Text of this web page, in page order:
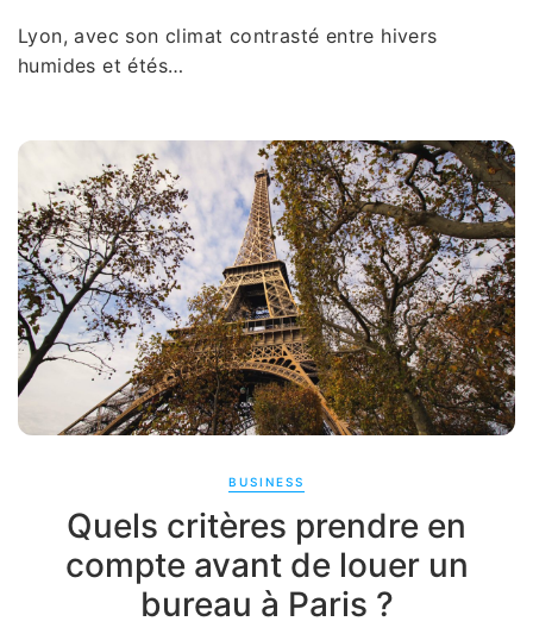
Lyon, avec son climat contrasté entre hivers
humides et étés…
BUSINESS
Quels critères prendre en
compte avant de louer un
bureau à Paris ?